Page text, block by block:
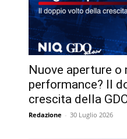
Nuove aperture o
performance? Il
crescita della
Redazione - 30 Luglio 2026